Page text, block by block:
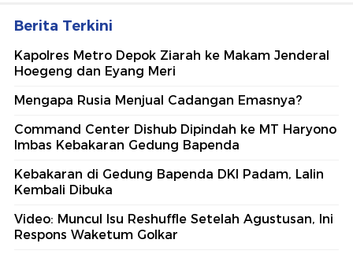
Berita Terkini
Kapolres Metro Depok Ziarah ke Makam Jenderal
Hoegeng dan Eyang Meri
Mengapa Rusia Menjual Cadangan Emasnya?
Command Center Dishub Dipindah ke MT Haryono
Imbas Kebakaran Gedung Bapenda
Kebakaran di Gedung Bapenda DKI Padam, Lalin
Kembali Dibuka
Video: Muncul Isu Reshuffle Setelah Agustusan, Ini
Respons Waketum Golkar